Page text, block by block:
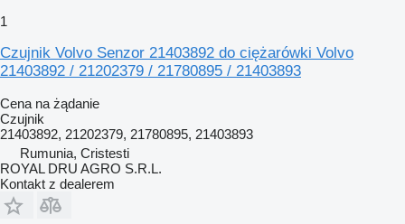
1
Czujnik Volvo Senzor 21403892 do ciężarówki Volvo
21403892 / 21202379 / 21780895 / 21403893
Cena na żądanie
Czujnik
21403892, 21202379, 21780895, 21403893
Rumunia, Cristesti
ROYAL DRU AGRO S.R.L.
Kontakt z dealerem